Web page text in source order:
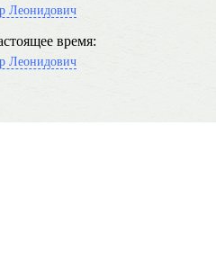
Леонидович
время:
Леонидович